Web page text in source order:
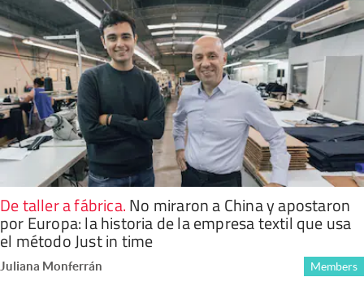
De taller a fábrica.No miraron a China y apostaron
por Europa: la historia de la empresa textil que usa
el método Just in time
Juliana Monferrán Members